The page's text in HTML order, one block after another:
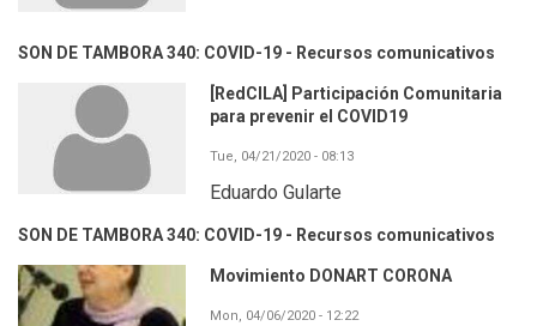
SON DE TAMBORA 340: COVID-19 - Recursos comunicativos
[RedCILA] Participación Comunitaria
para prevenir el COVID19
Tue, 04/21/2020 - 08:13
Eduardo Gularte
SON DE TAMBORA 340: COVID-19 - Recursos comunicativos
Movimiento DONART CORONA
Mon, 04/06/2020 - 12:22